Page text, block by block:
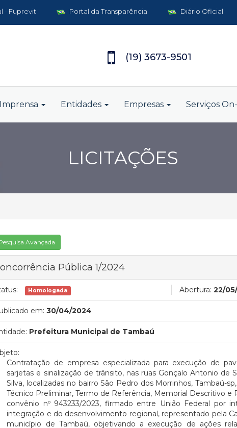
Diário Oficial
Portal da Transparência
- Fuprevit
(19) 3673-9501
Imprensa Entidades Empresas Serviços
LICITAÇÕES
Avançada
Pública 1/2024
Homologada Abertura: 22/
em: 30/04/2024
Prefeitura Municipal de Tambaú
Contratação de empresa especializada para execução de
sarjetas e sinalização de trânsito, nas ruas Gonçalo Antonio de
Silva, localizadas no bairro São Pedro dos Morrinhos, Tambaú-
Técnico Preliminar, Termo de Referência, Memorial Descritivo e
convênio nº 943233/2023, firmado entre União Federal por
integração e do desenvolvimento regional, representado pela
município de Tambaú, objetivando a execução de ações